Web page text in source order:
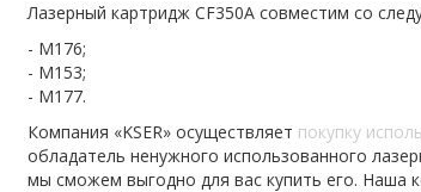
Лазерный картридж CF350A совместим со
- M176;
- M153;
- M177.
Компания «KSER» осуществляет покупку
обладатель ненужного использованного
мы сможем выгодно для вас купить его. Наша